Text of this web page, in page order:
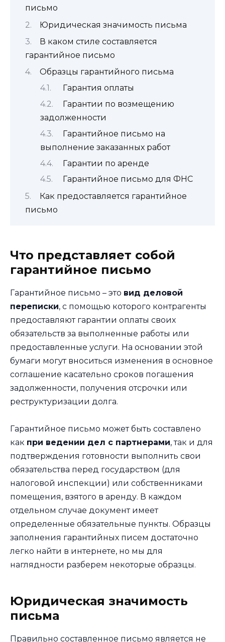
письмо
Юридическая значимость письма
В каком стиле составляется
гарантийное письмо
Образцы гарантийного письма
Гарантия оплаты
Гарантии по возмещению
задолженности
Гарантийное письмо на
выполнение заказанных работ
Гарантии по аренде
Гарантийное письмо для ФНС
Как предоставляется гарантийное
письмо
Что представляет собой
гарантийное письмо
Гарантийное письмо – это вид деловой
переписки, с помощью которого контрагенты
предоставляют гарантии оплаты своих
обязательств за выполненные работы или
предоставленные услуги. На основании этой
бумаги могут вноситься изменения в основное
соглашение касательно сроков погашения
задолженности, получения отсрочки или
реструктуризации долга.
Гарантийное письмо может быть составлено
как при ведении дел с партнерами, так и для
подтверждения готовности выполнить свои
обязательства перед государством (для
налоговой инспекции) или собственниками
помещения, взятого в аренду. В каждом
отдельном случае документ имеет
определенные обязательные пункты. Образцы
заполнения гарантийных писем достаточно
легко найти в интернете, но мы для
наглядности разберем некоторые образцы.
Юридическая значимость
письма
Правильно составленное письмо является не